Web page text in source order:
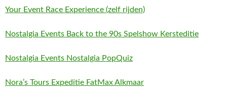
Your Event Race Experience (zelf rijden)
Nostalgia Events Back to the 90s Spelshow Kersteditie
Nostalgia Events Nostalgia PopQuiz
Nora’s Tours Expeditie FatMax Alkmaar